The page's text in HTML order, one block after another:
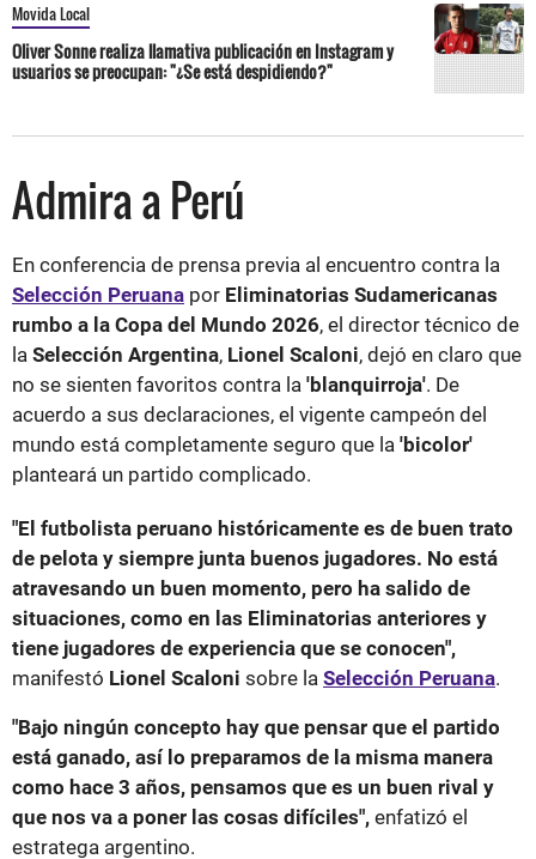
Movida Local
Oliver Sonne realiza llamativa publicación en Instagram y
usuarios se preocupan: "¿Se está despidiendo?"
Admira a Perú
En conferencia de prensa previa al encuentro contra la
Selección Peruana por Eliminatorias Sudamericanas
rumbo a la Copa del Mundo 2026, el director técnico de
la Selección Argentina, Lionel Scaloni, dejó en claro que
no se sienten favoritos contra la 'blanquirroja'. De
acuerdo a sus declaraciones, el vigente campeón del
mundo está completamente seguro que la 'bicolor'
planteará un partido complicado.
"El futbolista peruano históricamente es de buen trato
de pelota y siempre junta buenos jugadores. No está
atravesando un buen momento, pero ha salido de
situaciones, como en las Eliminatorias anteriores y
tiene jugadores de experiencia que se conocen",
manifestó Lionel Scaloni sobre la Selección Peruana.
"Bajo ningún concepto hay que pensar que el partido
está ganado, así lo preparamos de la misma manera
como hace 3 años, pensamos que es un buen rival y
que nos va a poner las cosas difíciles", enfatizó el
estratega argentino.